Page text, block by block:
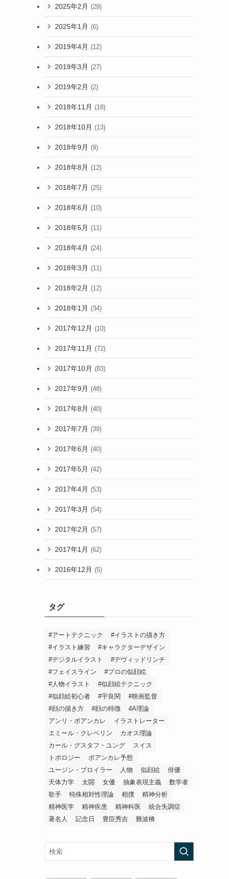
2025年2月 (29)
2025年1月 (6)
2019年4月 (12)
2019年3月 (27)
2019年2月 (2)
2018年11月 (18)
2018年10月 (13)
2018年9月 (9)
2018年8月 (12)
2018年7月 (25)
2018年6月 (10)
2018年5月 (11)
2018年4月 (24)
2018年3月 (11)
2018年2月 (12)
2018年1月 (34)
2017年12月 (10)
2017年11月 (72)
2017年10月 (83)
2017年9月 (48)
2017年8月 (40)
2017年7月 (39)
2017年6月 (40)
2017年5月 (42)
2017年4月 (53)
2017年3月 (54)
2017年2月 (57)
2017年1月 (62)
2016年12月 (5)
タグ
#アートテクニック
#イラストの描き方
#イラスト練習
#キャラクターデザイン
#デジタルイラスト
#デヴィッドリンチ
#フェイスライン
#プロの似顔絵
#人物イラスト
#似顔絵テクニック
#似顔絵初心者
#宇良関
#映画監督
#顔の描き方
#顔の特徴
4A理論
アンリ・ポアンカレ
イラストレーター
エミール・クレペリン
カオス理論
カール・グスタフ・ユング
スイス
トポロジー
ポアンカレ予想
ユージン・ブロイラー
人物 似顔絵
俳優
天体力学
太閤 女優 抽象表現主義
数学者
歌手
特殊相対性理論 相撲
精神分析
精神医学
精神疾患 精神科医
統合失調症
著名人
記念日 豊臣秀吉 難波橋